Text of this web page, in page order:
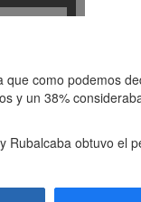
como podemos
y un 38%
Rubalcaba obtuvo el